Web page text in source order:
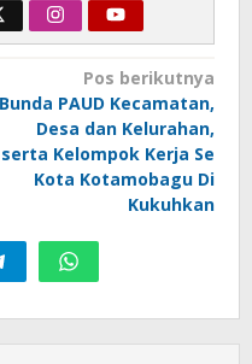
Pos berikutnya
Bunda PAUD Kecamatan,
Desa dan Kelurahan,
serta Kelompok Kerja Se
Kota Kotamobagu Di
Kukuhkan